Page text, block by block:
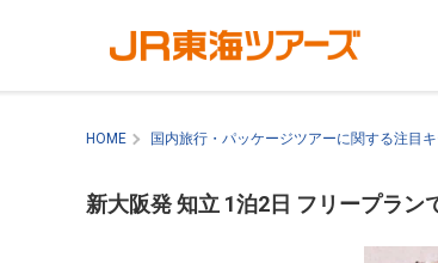
HOME 国内旅行・パッケージツアーに関する注目
新大阪発 知立 1泊2日 フリープラン